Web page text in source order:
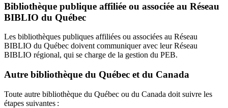
Bibliothèque publique affiliée ou associée au Réseau
BIBLIO du Québec
Les bibliothèques publiques affiliées ou associées au Réseau
BIBLIO du Québec doivent communiquer avec leur Réseau
BIBLIO régional, qui se charge de la gestion du PEB.
Autre bibliothèque du Québec et du Canada
Toute autre bibliothèque du Québec ou du Canada doit suivre les
étapes suivantes :